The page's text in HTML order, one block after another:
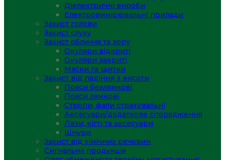
Діелектричні вироби
Електровимірювальні прилади
Захист голови
Захист слуху
Захист обличчя та зору
Окуляри відкриті
Окуляри закриті
Маски та щитки
Захист від падіння з висоти
Пояси безлямкові
Пояси лямкові
Стропи, фали страхувальні
Аксесуари/додаткове спорядження
Лази, кігті та аксесуари
Шнури
Захист від хімічних речовин
Сигнальна продукція